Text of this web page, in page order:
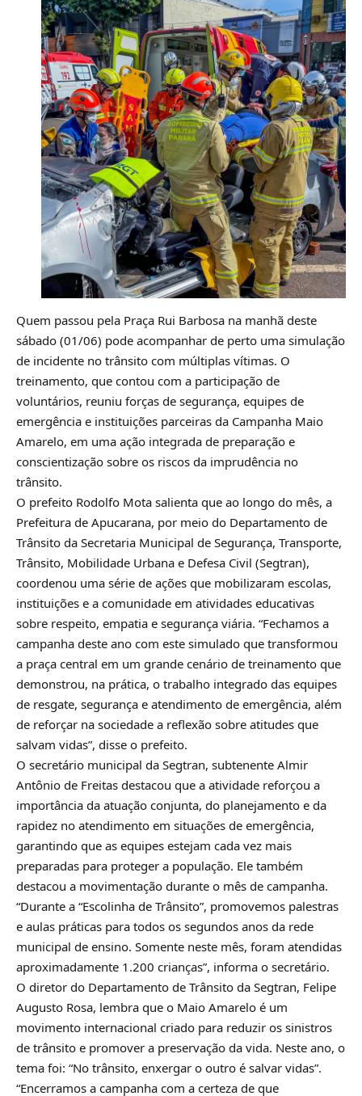
Quem passou pela Praça Rui Barbosa na manhã deste
sábado (01/06) pode acompanhar de perto uma simulação
de incidente no trânsito com múltiplas vítimas. O
treinamento, que contou com a participação de
voluntários, reuniu forças de segurança, equipes de
emergência e instituições parceiras da Campanha Maio
Amarelo, em uma ação integrada de preparação e
conscientização sobre os riscos da imprudência no
trânsito.
O prefeito Rodolfo Mota salienta que ao longo do mês, a
Prefeitura de Apucarana, por meio do Departamento de
Trânsito da Secretaria Municipal de Segurança, Transporte,
Trânsito, Mobilidade Urbana e Defesa Civil (Segtran),
coordenou uma série de ações que mobilizaram escolas,
instituições e a comunidade em atividades educativas
sobre respeito, empatia e segurança viária. “Fechamos a
campanha deste ano com este simulado que transformou
a praça central em um grande cenário de treinamento que
demonstrou, na prática, o trabalho integrado das equipes
de resgate, segurança e atendimento de emergência, além
de reforçar na sociedade a reflexão sobre atitudes que
salvam vidas”, disse o prefeito.
O secretário municipal da Segtran, subtenente Almir
Antônio de Freitas destacou que a atividade reforçou a
importância da atuação conjunta, do planejamento e da
rapidez no atendimento em situações de emergência,
garantindo que as equipes estejam cada vez mais
preparadas para proteger a população. Ele também
destacou a movimentação durante o mês de campanha.
“Durante a “Escolinha de Trânsito”, promovemos palestras
e aulas práticas para todos os segundos anos da rede
municipal de ensino. Somente neste mês, foram atendidas
aproximadamente 1.200 crianças”, informa o secretário.
O diretor do Departamento de Trânsito da Segtran, Felipe
Augusto Rosa, lembra que o Maio Amarelo é um
movimento internacional criado para reduzir os sinistros
de trânsito e promover a preservação da vida. Neste ano, o
tema foi: “No trânsito, enxergar o outro é salvar vidas”.
“Encerramos a campanha com a certeza de que